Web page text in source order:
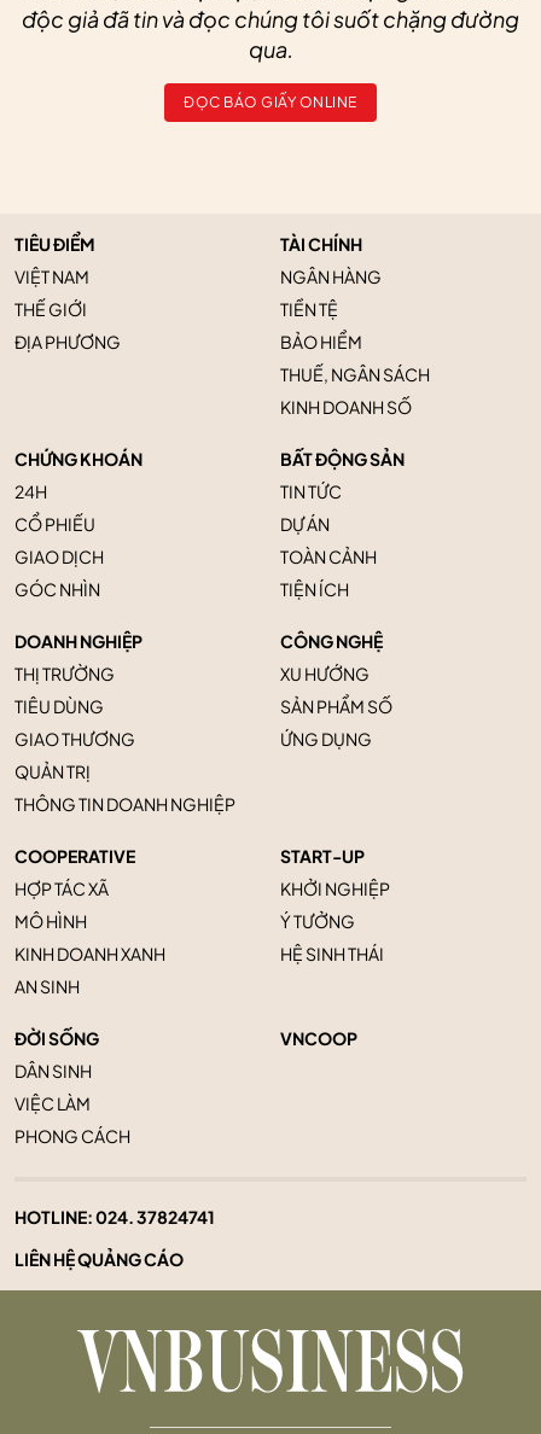
độc giả đã tin và đọc chúng tôi suốt chặng đường
qua.
ĐỌC BÁO GIẤY ONLINE
TIÊU ĐIỂM
VIỆT NAM
THẾ GIỚI
ĐỊA PHƯƠNG
TÀI CHÍNH
NGÂN HÀNG
TIỀN TỆ
BẢO HIỂM
THUẾ, NGÂN SÁCH
KINH DOANH SỐ
CHỨNG KHOÁN
24H
CỔ PHIẾU
GIAO DỊCH
GÓC NHÌN
BẤT ĐỘNG SẢN
TIN TỨC
DỰ ÁN
TOÀN CẢNH
TIỆN ÍCH
DOANH NGHIỆP
THỊ TRƯỜNG
TIÊU DÙNG
GIAO THƯƠNG
QUẢN TRỊ
THÔNG TIN DOANH NGHIỆP
CÔNG NGHỆ
XU HƯỚNG
SẢN PHẨM SỐ
ỨNG DỤNG
COOPERATIVE
HỢP TÁC XÃ
MÔ HÌNH
KINH DOANH XANH
AN SINH
START-UP
KHỞI NGHIỆP
Ý TƯỞNG
HỆ SINH THÁI
ĐỜI SỐNG
DÂN SINH
VIỆC LÀM
PHONG CÁCH
VNCOOP
HOTLINE:024. 37824741
LIÊN HỆ QUẢNG CÁO